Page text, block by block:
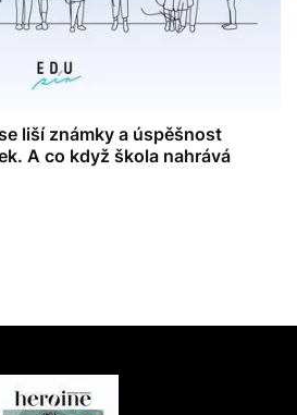
liší známky a úspěšnost
A co když škola nahrává